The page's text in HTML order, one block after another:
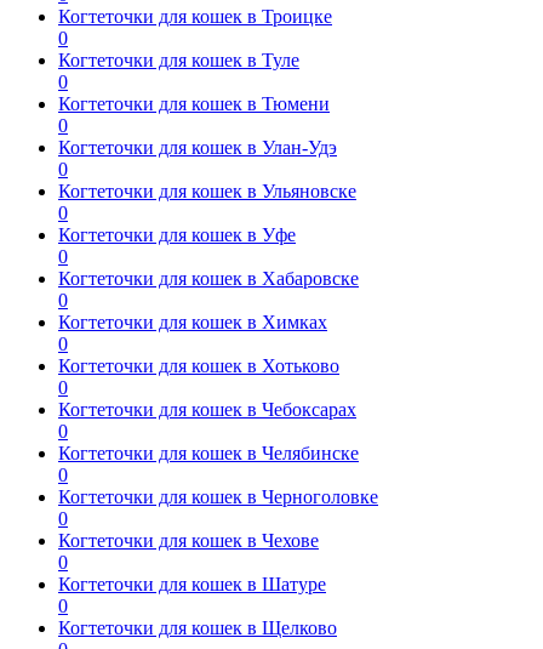
Когтеточки для кошек в Троицке
0
Когтеточки для кошек в Туле
0
Когтеточки для кошек в Тюмени
0
Когтеточки для кошек в Улан-Удэ
0
Когтеточки для кошек в Ульяновске
0
Когтеточки для кошек в Уфе
0
Когтеточки для кошек в Хабаровске
0
Когтеточки для кошек в Химках
0
Когтеточки для кошек в Хотьково
0
Когтеточки для кошек в Чебоксарах
0
Когтеточки для кошек в Челябинске
0
Когтеточки для кошек в Черноголовке
0
Когтеточки для кошек в Чехове
0
Когтеточки для кошек в Шатуре
0
Когтеточки для кошек в Щелково